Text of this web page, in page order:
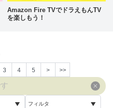
Amazon Fire TVでドラえもんTV
を楽しもう！
3 4 5 > >>
フィルタ